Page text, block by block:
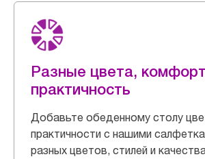
Разные цвета,
практичность
Добавьте обеденному столу
практичности с нашими
разных цветов, стилей и